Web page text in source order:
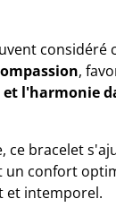
considéré
,
l'harmonie
ce bracelet
confort
et intemporel.